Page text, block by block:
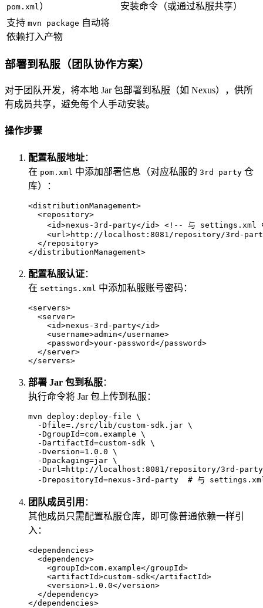
pom.xml ）
安装命令（或通过私服共享）
支持 mvn package 自动将
依赖打入产物
部署到私服（团队协作方案）
对于团队开发，将本地 Jar 包部署到私服（如 Nexus），供所
有成员共享，避免每个人手动安装。
操作步骤
配置私服地址：
在 pom.xml 中添加部署信息（对应私服的 3rd party 仓
库）：
<distributionManagement>
<repository>
<id>nexus-3rd-party</id> <!-- 与 settings.xml
<url >http://localhost:8081/repository/3rd-
</ repository>
</distributionManagement>
配置私服认证：
在 settings.xml 中添加私服账号密码：
<servers>
<server>
<id>nexus-3rd-party</id>
<username>admin</username>
<password>your-password</password>
</server>
</servers>
部署 Jar 包到私服：
执行命令将 Jar 包上传到私服：
mvn deploy:deploy-file \
  -Dfile=./src/lib/custom-sdk.jar \
  -DgroupId=com.example \
  -DartifactId=custom-sdk \
  -Dversion=1.0.0 \
  -Dpackaging=jar \
-Durl=http://localhost:8081/repository/3rd-
  -DrepositoryId=nexus-3rd-party
# 与
团队成员引用 ：
其他成员只需配置私服仓库，即可像普通依赖一样引
入：
<dependencies>
<dependency>
<groupId>com.example</groupId>
<artifactId>custom-sdk</artifactId>
<version>1.0.0</version>
</dependency>
</dependencies>